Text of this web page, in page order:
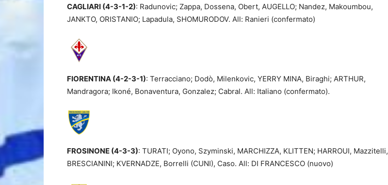
CAGLIARI (4-3-1-2): Radunovic; Zappa, Dossena, Obert, AUGELLO; Nandez, Makoumbou,
JANKTO, ORISTANIO; Lapadula, SHOMURODOV. All: Ranieri (confermato)
FIORENTINA (4-2-3-1): Terracciano; Dodò, Milenkovic, YERRY MINA, Biraghi; ARTHUR,
Mandragora; Ikoné, Bonaventura, Gonzalez; Cabral. All: Italiano (confermato).
FROSINONE (4-3-3): TURATI; Oyono, Szyminski, MARCHIZZA, KLITTEN; HARROUI, Mazzitelli,
BRESCIANINI; KVERNADZE, Borrelli (CUNI), Caso. All: DI FRANCESCO (nuovo)